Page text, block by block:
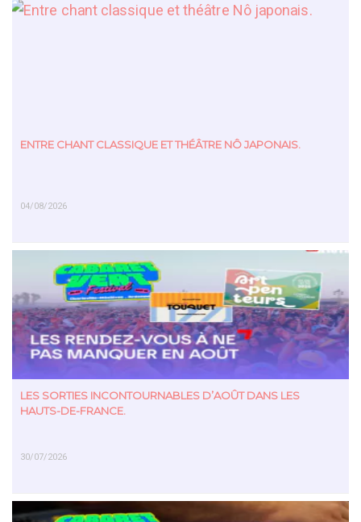
ENTRE CHANT CLASSIQUE ET THÉÂTRE NÔ JAPONAIS.
04/08/2026
EN SAVOIR PLUS
LES SORTIES INCONTOURNABLES D’AOÛT DANS LES
HAUTS-DE-FRANCE.
30/07/2026